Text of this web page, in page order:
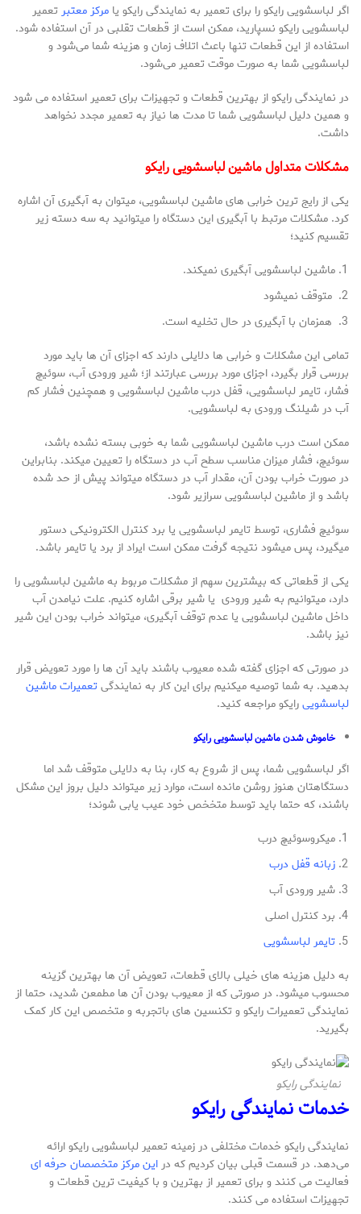
اگر لباسشویی رایکو را برای تعمیر به نمایندگی رایکو یا مرکز معتبر تعمیر
لباسشویی رایکو نسپارید، ممکن است از قطعات تقلبی در آن استفاده شود.
استفاده از این قطعات تنها باعث اتلاف زمان و هزینه شما می‌شود و
لباسشویی شما به صورت موقت تعمیر می‌شود.
در نمایندگی رایکو از بهترین قطعات و تجهیزات برای تعمیر استفاده می‌ شود
و همین دلیل لباسشویی شما تا مدت‌ ها نیاز به تعمیر مجدد نخواهد
داشت.
مشکلات متداول ماشین لباسشویی رایکو
یکی از رایج ترین خرابی های ماشین لباسشویی، میتوان به آبگیری آن اشاره
کرد. مشکلات مرتبط با آبگیری این دستگاه را میتوانید به سه دسته زیر
تقسیم کنید؛
ماشین لباسشویی آبگیری نمیکند.
متوقف نمیشود
همزمان با آبگیری در حال تخلیه است.
تمامی این مشکلات و خرابی ها دلایلی دارند که اجزای آن ها باید مورد
بررسی قرار بگیرد، اجزای مورد بررسی عبارتند از؛ شیر ورودی آب، سوئیچ
فشار، تایمر لباسشویی، قفل درب ماشین لباسشویی و همچنین فشار کم
آب در شیلنگ ورودی به لباسشویی.
ممکن است درب ماشین لباسشویی شما به خوبی بسته نشده باشد،
سوئیچ، فشار میزان مناسب سطح آب در دستگاه را تعیین میکند. بنابراین
در صورت خراب بودن آن، مقدار آب در دستگاه میتواند پیش از حد شده
باشد و از ماشین لباسشویی سرازیر شود.
سوئیچ فشاری، توسط تایمر لباسشویی یا برد کنترل الکترونیکی دستور
میگیرد، پس میشود نتیجه گرفت ممکن است ایراد از برد یا تایمر باشد.
یکی از قطعاتی که بیشترین سهم از مشکلات مربوط به ماشین لباسشویی را
دارد، میتوانیم به شیر ورودی یا شیر برقی اشاره کنیم. علت نیامدن آب
داخل ماشین لباسشویی یا عدم توقف آبگیری، میتواند خراب بودن این شیر
نیز باشد.
در صورتی که اجزای گفته شده معیوب باشند باید آن ها را مورد تعویض قرار
بدهید. به شما توصیه میکنیم برای این کار به نمایندگیتعمیرات ماشین
لباسشوییرایکو مراجعه کنید.
خاموش شدن ماشین لباسشویی رایکو
اگر لباسشویی شما، پس از شروع به کار، بنا به دلایلی متوقف شد اما
دستگاهتان هنوز روشن مانده است، موارد زیر میتواند دلیل بروز این مشکل
باشند، که حتما باید توسط متخخص خود عیب یابی شوند؛
میکروسوئیچ درب
زبانه قفل درب
شیر ورودی آب
برد کنترل اصلی
تایمر لباسشویی
به دلیل هزینه های خیلی بالای قطعات، تعویض آن ها بهترین گزینه
محسوب میشود. در صورتی که از معیوب بودن آن ها مطمعن شدید، حتما از
نمایندگی تعمیرات رایکو و تکنسین های باتجربه و متخصص این کار کمک
بگیرید.
نمایندگی رایکو
خدمات نمایندگی رایکو
نمایندگی رایکو خدمات مختلفی در زمینه تعمیر لباسشویی رایکو ارائه
می‌دهد. در قسمت قبلی بیان کردیم که دراین مرکز متخصصان حرفه‌ ای
فعالیت می‌ کنند و برای تعمیر از بهترین و با کیفیت‌ ترین قطعات و
تجهیزات استفاده می‌ کنند.